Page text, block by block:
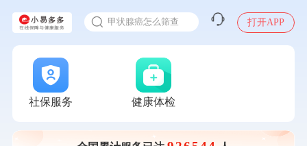
甲状腺癌怎么筛查
打开APP
社保服务 健康体检
7分钟前
袁**
购买了美的体重秤 MO-CW5 白色
刚刚
毛**
成功预约了尊享版孕前套餐（女）
刚刚
毛**
成功预约了尊享版孕前套餐（女）
成功预约了入职体检套餐
成功预约了入职体检套餐
1分钟前
购买了五常稻花香2号大米